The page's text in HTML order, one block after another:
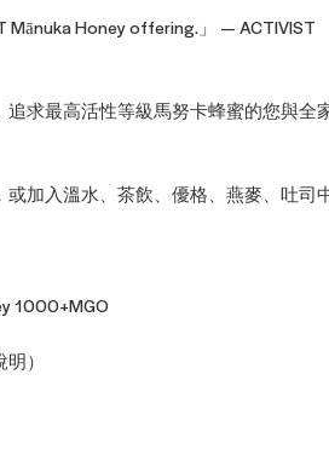
Mānuka Honey offering.」 — ACTIVIST
求最高活性等級馬努卡蜂蜜的您與全
加入溫水、茶飲、優格、燕麥、吐司
1000+MGO
）